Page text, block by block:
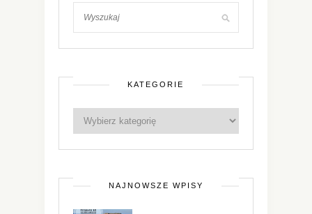
KATEGORIE
NAJNOWSZE WPISY